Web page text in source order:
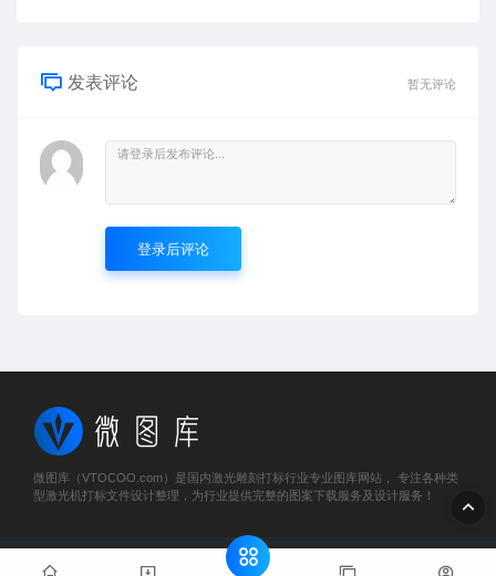
发表评论 暂无评论
登录后评论
微图库（VTOCOO.com）是国内激光雕刻打标行业专业图库网站， 专注各种类
型激光机打标文件设计整理，为行业提供完整的图案下载服务及设计服务！
© 2023 微图库 - vtocoo.com & Lancer . All rights reserved